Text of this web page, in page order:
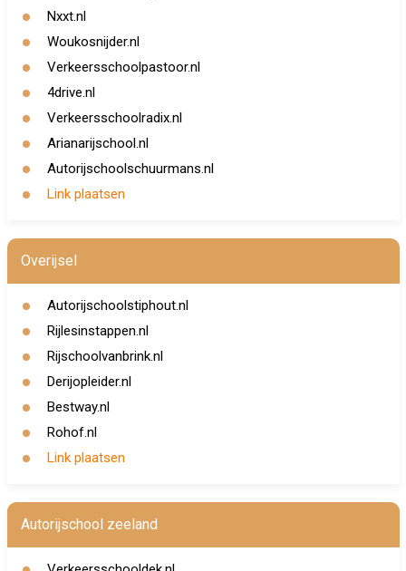
Nxxt.nl
Woukosnijder.nl
Verkeersschoolpastoor.nl
4drive.nl
Verkeersschoolradix.nl
Arianarijschool.nl
Autorijschoolschuurmans.nl
Link plaatsen
Overijsel
Autorijschoolstiphout.nl
Rijlesinstappen.nl
Rijschoolvanbrink.nl
Derijopleider.nl
Bestway.nl
Rohof.nl
Link plaatsen
Autorijschool zeeland